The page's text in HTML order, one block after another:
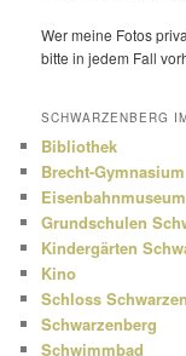
Wer meine Fotos
bitte in jedem Fall
SCHWARZENBERG
Bibliothek
Brecht-Gymnasium
Eisenbahnmuseum
Grundschulen
Kindergärten
Kino
Schloss
Schwarzenberg
Schwimmbad